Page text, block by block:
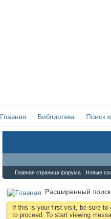
Главная Библиотека Поиск
Главная страница форума Новые
Расширенный поиск
If this is your first visit, be sure to
to proceed. To start viewing